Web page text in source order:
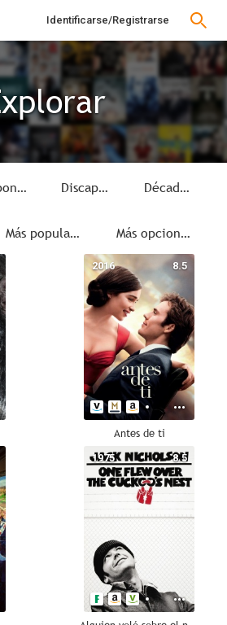
Identificarse/Registrarse
Disponible Discapacidad Década
Más populares Más opciones
8.5
2016
Antes de ti
8.5
1975